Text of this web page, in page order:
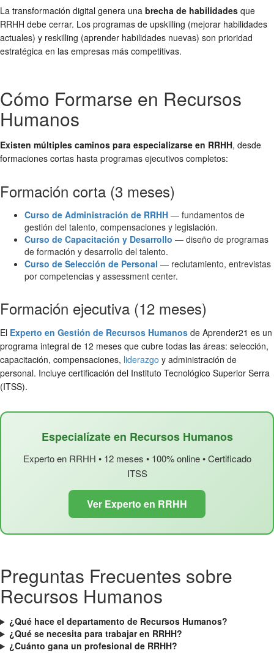
La transformación digital genera una brecha de habilidades que
RRHH debe cerrar. Los programas de upskilling (mejorar habilidades
actuales) y reskilling (aprender habilidades nuevas) son prioridad
estratégica en las empresas más competitivas.
Cómo Formarse en Recursos
Humanos
Existen múltiples caminos para especializarse en RRHH, desde
formaciones cortas hasta programas ejecutivos completos:
Formación corta (3 meses)
Curso de Administración de RRHH — fundamentos de
gestión del talento, compensaciones y legislación.
Curso de Capacitación y Desarrollo — diseño de programas
de formación y desarrollo del talento.
Curso de Selección de Personal — reclutamiento, entrevistas
por competencias y assessment center.
Formación ejecutiva (12 meses)
El Experto en Gestión de Recursos Humanos de Aprender21 es un
programa integral de 12 meses que cubre todas las áreas: selección,
capacitación, compensaciones, liderazgo y administración de
personal. Incluye certificación del Instituto Tecnológico Superior Serra
(ITSS).
Especialízate en Recursos Humanos
Experto en RRHH • 12 meses • 100% online • Certificado
ITSS
Ver Experto en RRHH
Preguntas Frecuentes sobre
Recursos Humanos
¿Qué hace el departamento de Recursos Humanos?
¿Qué se necesita para trabajar en RRHH?
¿Cuánto gana un profesional de RRHH?